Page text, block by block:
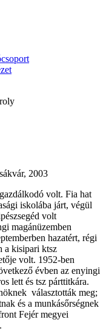
2003
volt. Fia hat
iskolába járt, végül
volt
magánüzemben
hazatért, régi
a kisipari ktsz
volt. 1952-ben
évben az enyingi
lett és tsz párttitkára.
választották meg;
és a munkásőrségnek
Fejér megyei